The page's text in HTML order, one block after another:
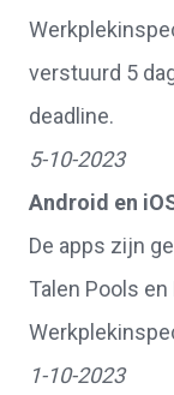
verstuurd 5
deadline.
5-10-2023
Android en
De apps zijn
Talen Pools
1-10-2023